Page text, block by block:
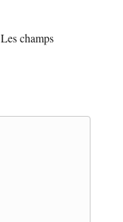
Les champs